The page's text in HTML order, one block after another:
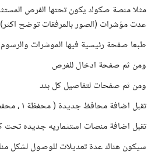
مثلا منصة صكوك يكون تحتها الفرص
عدت مؤشرات (الصور بالمرفقات توضح اكثر)
طبعا صفحة رئيسية فيها الموشرات والرسوم
ومن ثم صفحة ادخال للفرص
ومن ثم صفحات لتفاصيل كل بند
تقبل اضافة محافظ جديدة ( محفظة ١ ، محفظة ٢ ..
تقبل اضافة منصات استثماريه جديده
سيكون هناك عدة تعديلات للوصول لشكل